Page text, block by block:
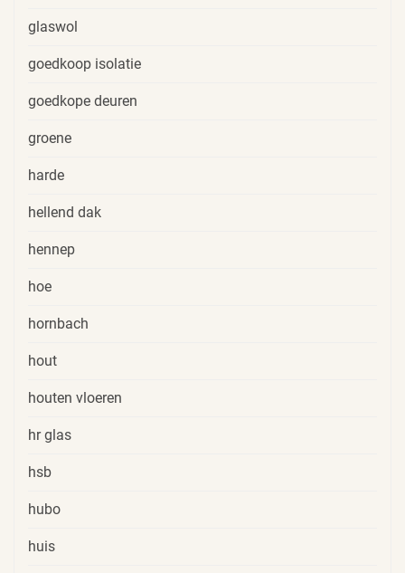
glaswol
goedkoop isolatie
goedkope deuren
groene
harde
hellend dak
hennep
hoe
hornbach
hout
houten vloeren
hr glas
hsb
hubo
huis